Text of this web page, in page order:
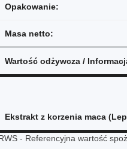
Opakowanie:
Masa netto:
Wartość odżywcza /
Ekstrakt z korzenia maca
- Referencyjna wartość